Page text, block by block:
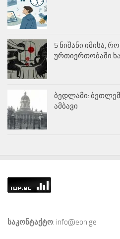
5 ნიშანი იმისა,
ურთიერთობაში
ბედლამი:
ამბავი
საკონტაქტო: info@eon.ge